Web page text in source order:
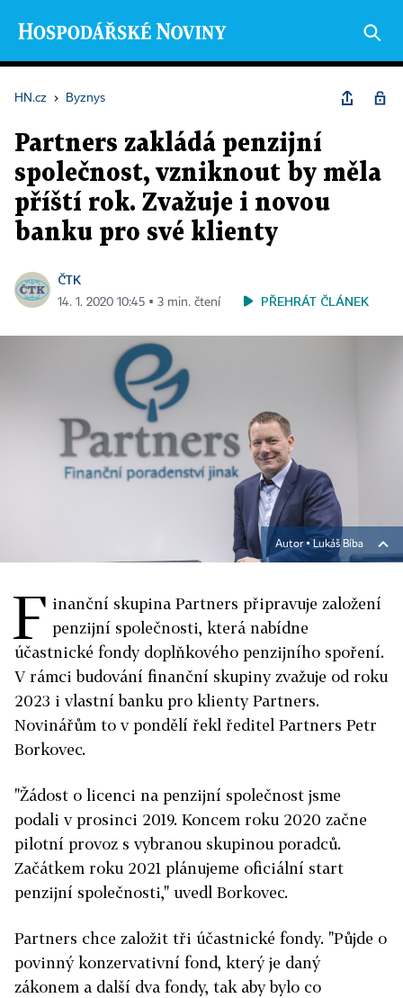
HN.cz › Byznys
Partners zakládá penzijní
společnost, vzniknout by měla
příští rok. Zvažuje i novou
banku pro své klienty
ČTK
14. 1. 2020 10:45 ▪ 3 min. čtení PŘEHRÁT ČLÁNEK
Autor ▪Lukáš Bíba
F inanční skupina Partners připravuje založení
penzijní společnosti, která nabídne
účastnické fondy doplňkového penzijního spoření.
V rámci budování finanční skupiny zvažuje od roku
2023 i vlastní banku pro klienty Partners.
Novinářům to v pondělí řekl ředitel Partners Petr
Borkovec.
"Žádost o licenci na penzijní společnost jsme
podali v prosinci 2019. Koncem roku 2020 začne
pilotní provoz s vybranou skupinou poradců.
Začátkem roku 2021 plánujeme oficiální start
penzijní společnosti," uvedl Borkovec.
Partners chce založit tři účastnické fondy. "Půjde o
povinný konzervativní fond, který je daný
zákonem a další dva fondy, tak aby bylo co